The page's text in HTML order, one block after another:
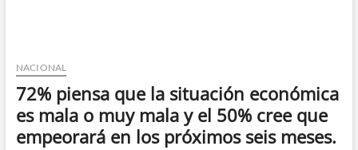
25%
dieta
de
parlamentarios
y
un
NACIONAL
72% piensa que la situación económica
es mala o muy mala y el 50% cree que
empeorará en los próximos seis meses.